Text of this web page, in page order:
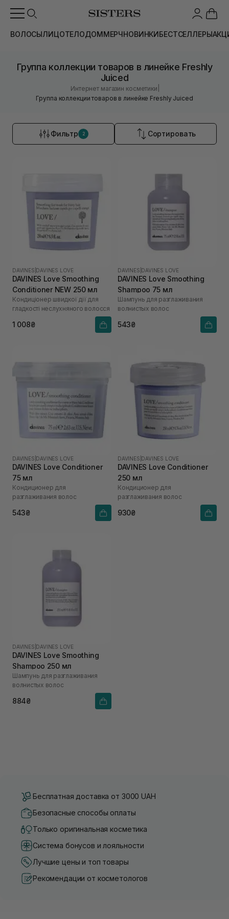
ВОЛОСЫЛИЦОТЕЛОДОММЕРЧНОВИНКИБЕСТСЕЛЛЕРЫ
Группа коллекции товаров в линейке Freshly
Juiced
Интернет магазин косметики
Группа коллекции товаров в линейке Freshly Juiced
Фильтр 2 Сортировать
DAVINES DAVINES LOVE
DAVINES Love Smoothing
Conditioner NEW 250 мл
Кондиціонер швидкої дії для
гладкості неслухняного волосся
1 008₴
DAVINES DAVINES LOVE
DAVINES Love Smoothing
Shampoo 75 мл
Шампунь для разглаживания
волнистых волос
543₴
DAVINES DAVINES LOVE
DAVINES Love Conditioner
75 мл
Кондиционер для
разглаживания волос
543₴
DAVINES DAVINES LOVE
DAVINES Love Conditioner
250 мл
Кондиционер для
разглаживания волос
930₴
DAVINES DAVINES LOVE
DAVINES Love Smoothing
Shampoo 250 мл
Шампунь для разглаживания
волнистых волос
884₴
Бесплатная доставка от 3000 UAH
Безопасные способы оплаты
Только оригинальная косметика
Система бонусов и лояльности
Лучшие цены и топ товары
Рекомендации от косметологов